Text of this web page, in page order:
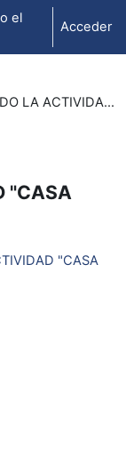
el
Acceder
EXPLORANDO LA ACTIVIDAD "CASA SENSORIAL"
"CASA
"CASA